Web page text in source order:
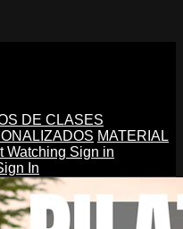
DE CLASES
MATERIAL
Watching Sign in
In